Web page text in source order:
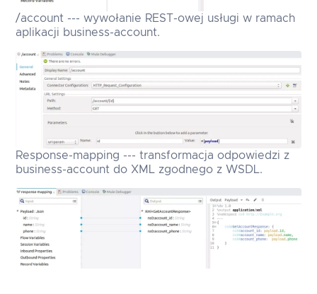
/account --- wywołanie REST-owej usługi w ramach
aplikacji business-account.
Response-mapping --- transformacja odpowiedzi z
business-account do XML zgodnego z WSDL.